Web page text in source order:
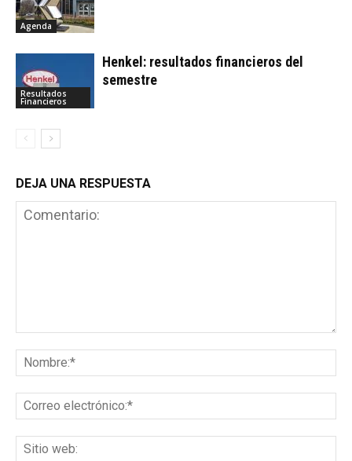
Agenda
Resultados
Financieros
Henkel: resultados financieros del
semestre
DEJA UNA RESPUESTA